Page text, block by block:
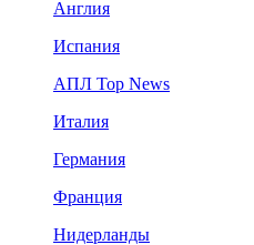
Англия
Испания
АПЛ Top News
Италия
Германия
Франция
Нидерланды